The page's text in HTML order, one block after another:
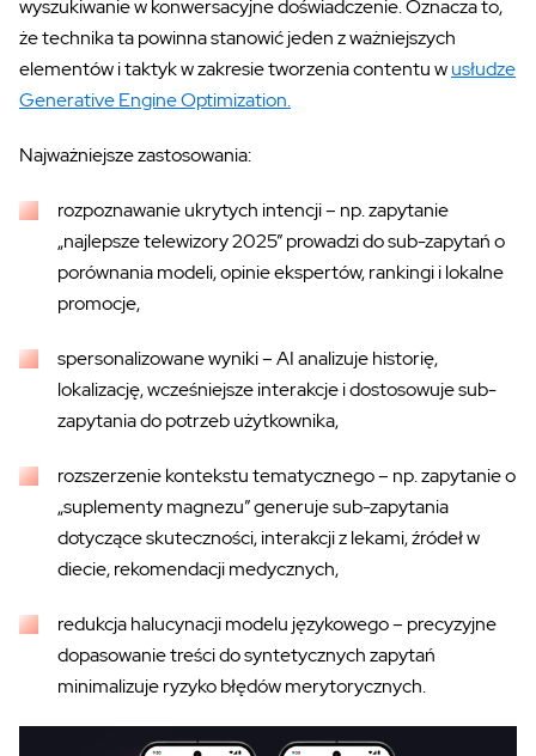
wyszukiwanie w konwersacyjne doświadczenie. Oznacza to,
że technika ta powinna stanowić jeden z ważniejszych
elementów i taktyk w zakresie tworzenia contentu wusłudze
Generative Engine Optimization.
Najważniejsze zastosowania:
rozpoznawanie ukrytych intencji – np. zapytanie
„najlepsze telewizory 2025” prowadzi do sub-zapytań o
porównania modeli, opinie ekspertów, rankingi i lokalne
promocje,
spersonalizowane wyniki –AI analizuje historię,
lokalizację, wcześniejsze interakcje i dostosowuje sub-
zapytania do potrzeb użytkownika,
rozszerzenie kontekstu tematycznego – np. zapytanie o
„suplementy magnezu” generuje sub-zapytania
dotyczące skuteczności, interakcji z lekami, źródeł w
diecie, rekomendacji medycznych,
redukcja halucynacji modelu językowego – precyzyjne
dopasowanie treści do syntetycznych zapytań
minimalizuje ryzyko błędów merytorycznych.